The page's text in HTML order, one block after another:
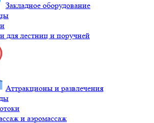
Закладное оборудование
для лестниц и поручней
Аттракционы и развлечения
и аэромассаж